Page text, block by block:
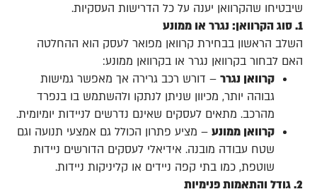
שיבטיחו שהקרוואן יענה על כל הדרישות העסקיות.
1. סוג הקרוואן: נגרר או ממונע
השלב הראשון בבחירת קרוואן מפואר לעסק הוא ההחלטה
האם לבחור בקרוואן נגרר או בקרוואן ממונע:
קרוואן נגרר – דורש רכב גרירה אך מאפשר גמישות
גבוהה יותר, מכיוון שניתן לנתקו ולהשתמש בו בנפרד
מהרכב. מתאים לעסקים שאינם נדרשים לניידות יומיומית.
קרוואן ממונע – מציע פתרון הכולל גם אמצעי תנועה וגם
שטח עבודה מובנה. אידיאלי לעסקים הדורשים ניידות
שוטפת, כמו בתי קפה ניידים או קליניקות ניידות.
2. גודל והתאמות פנימיות